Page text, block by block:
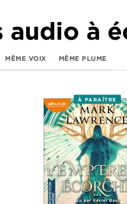
audio à
MÊME VOIX MÊME PLUME
À PARAÎTRE